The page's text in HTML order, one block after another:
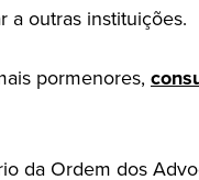
a outras instituições.
pormenores,
da Ordem dos